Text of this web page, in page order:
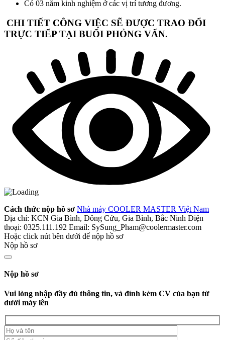
Có 03 năm kinh nghiệm ở các vị trí tương đương.
CHI TIẾT CÔNG VIỆC SẼ ĐƯỢC TRAO ĐỔI
TRỰC TIẾP TẠI BUỔI PHỎNG VẤN.
Cách thức nộp hồ sơ Nhà máy COOLER MASTER Việt Nam
Địa chỉ: KCN Gia Bình, Đông Cứu, Gia Bình, Bắc Ninh Điện
thoại: 0325.111.192 Email: SySung_Pham@coolermaster.com
Hoặc click nút bên dưới để nộp hồ sơ
Nộp hồ sơ
Nộp hồ sơ
Vui lòng nhập đầy đủ thông tin, và đính kèm CV của bạn từ
dưới máy lên